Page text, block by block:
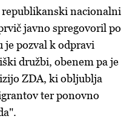
nacionalni
javno spregovoril po
je pozval k odpravi
družbi, obenem pa je
ZDA, ki obljublja
ter ponovno